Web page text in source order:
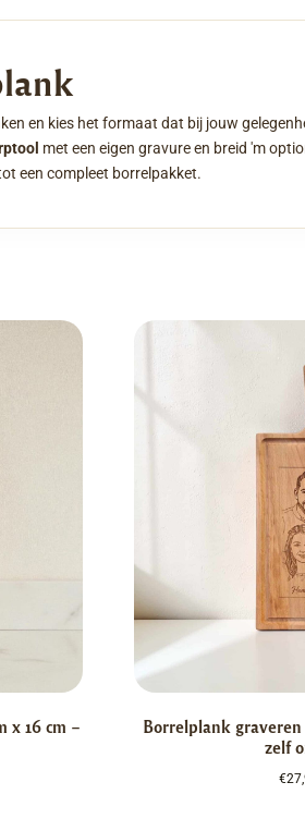
en kies het formaat dat bij jouw
met een eigen gravure en breid 'm
een compleet borrelpakket.
x 16 cm –
Borrelplank graveren
zelf
€